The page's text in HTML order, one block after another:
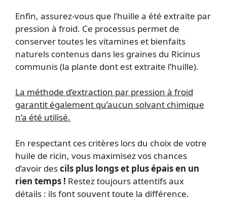
Enfin, assurez-vous que l’huille a été extraite par
pression à froid. Ce processus permet de
conserver toutes les vitamines et bienfaits
naturels contenus dans les graines du Ricinus
communis (la plante dont est extraite l’huille).
La méthode d’extraction par pression à froid
garantit également qu’aucun solvant chimique
n’a été utilisé.
En respectant ces critères lors du choix de votre
huile de ricin, vous maximisez vos chances
d’avoir descils plus longs et plus épais en un
rien temps ! Restez toujours attentifs aux
détails : ils font souvent toute la différence.